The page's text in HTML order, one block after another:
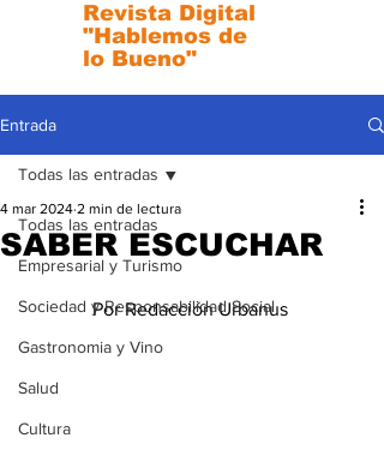
Revista Digital
"Hablemos de
lo Bueno"
Entrada
Todas las entradas
Empresarial y Turismo
Sociedad y Responsabilidad Social
Gastronomia y Vino
Salud
Cultura
Todas las entradas
SABER ESCUCHAR
4 mar 2024 2 min de lectura
Por Redacción Urbanus